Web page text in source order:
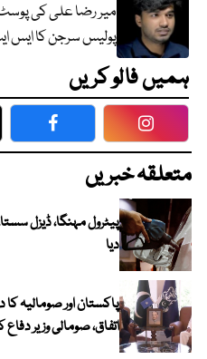
میر رضا علی کی
پولیس سرجن کا ایس
ہمیں فالو کریں
Facebook
متعلقہ خبریں
پیٹرول مہنگا، ڈیزل
دیا
پاکستان اور صومالیہ
اتفاق، صومالی وزیر دفاع